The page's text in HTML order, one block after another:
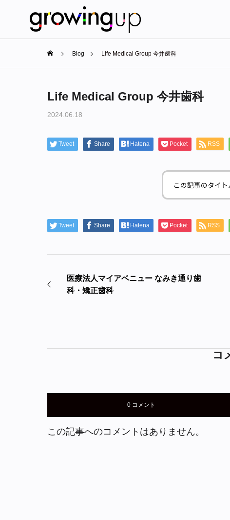
Blog Life Medical Group 今井歯科
Life Medical Group 今井歯科
2024.06.18
Tweet Share Hatena Pocket RSS
この記事のタイ
Tweet Share Hatena Pocket RSS
医療法人マイアベニュー なみき通り歯
科・矯正歯科
コ
0 コメント
この記事へのコメントはありません。